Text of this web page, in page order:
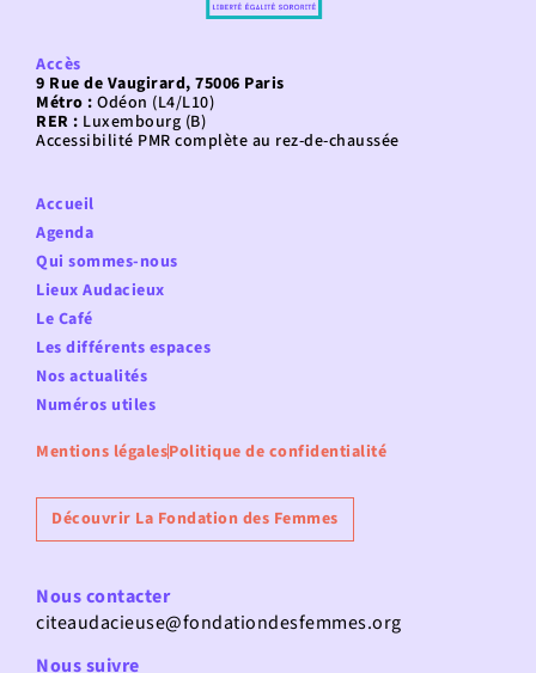
Accès
9 Rue de Vaugirard, 75006 Paris
Métro : Odéon (L4/L10)
RER : Luxembourg (B)
Accessibilité PMR complète au rez-de-chaussée
Accueil
Agenda
Qui sommes-nous
Lieux Audacieux
Le Café
Les différents espaces
Nos actualités
Numéros utiles
Mentions légalesPolitique de confidentialité
Découvrir La Fondation des Femmes
Nous contacter
citeaudacieuse@fondationdesfemmes.org
Nous suivre